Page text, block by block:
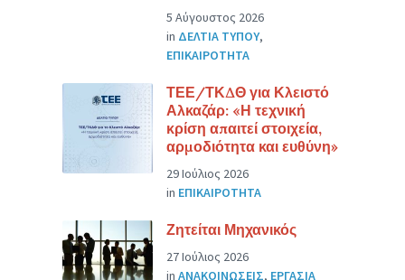
5 Αύγουστος 2026
in ΔΕΛΤΙΑ ΤΥΠΟΥ,
ΕΠΙΚΑΙΡΟΤΗΤΑ
ΤΕΕ/ΤΚΔΘ για Κλειστό
Αλκαζάρ: «Η τεχνική
κρίση απαιτεί στοιχεία,
αρμοδιότητα και ευθύνη»
29 Ιούλιος 2026
in ΕΠΙΚΑΙΡΟΤΗΤΑ
Ζητείται Μηχανικός
27 Ιούλιος 2026
inΑΝΑΚΟΙΝΩΣΕΙΣ, ΕΡΓΑΣΙΑ